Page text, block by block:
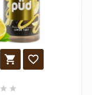
 
 